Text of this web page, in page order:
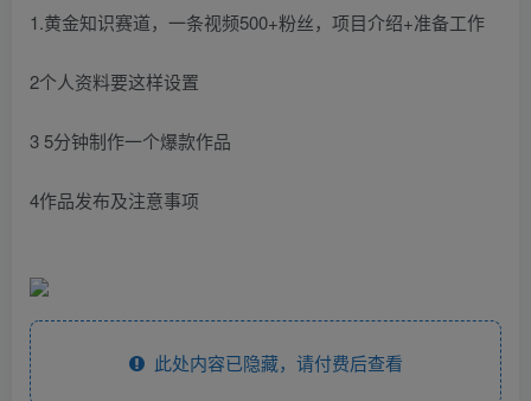
1.黄金知识赛道，一条视频500+粉丝，项目介绍+准备工作
2个人资料要这样设置
3 5分钟制作一个爆款作品
4作品发布及注意事项
此处内容已隐藏，请付费后查看